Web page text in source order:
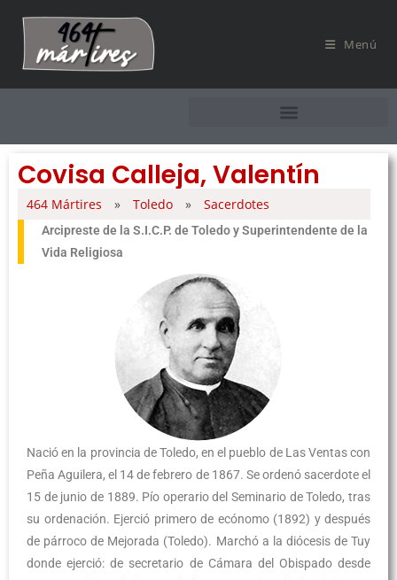
Menú
Covisa Calleja, Valentín
464 Mártires » Toledo » Sacerdotes
Arcipreste de la S.I.C.P. de Toledo y Superintendente de la
Vida Religiosa
Nació en la provincia de Toledo, en el pueblo de Las Ventas con
Peña Aguilera, el 14 de febrero de 1867. Se ordenó sacerdote el
15 de junio de 1889. Pío operario del Seminario de Toledo, tras
su ordenación. Ejerció primero de ecónomo (1892) y después
de párroco de Mejorada (Toledo). Marchó a la diócesis de Tuy
donde ejerció: de secretario de Cámara del Obispado desde